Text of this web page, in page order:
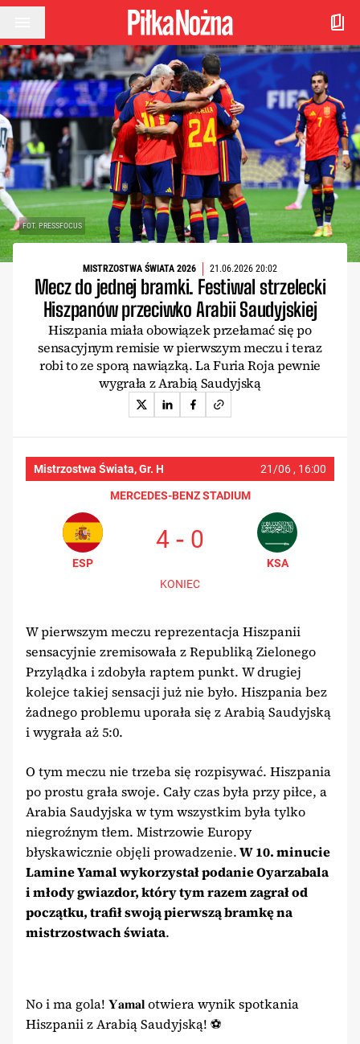
Przejdź do treści
FOT. PRESSFOCUS
MISTRZOSTWA ŚWIATA 2026 21.06.2026 20:02
Mecz do jednej bramki. Festiwal strzelecki
Hiszpanów przeciwko Arabii Saudyjskiej
Hiszpania miała obowiązek przełamać się po
sensacyjnym remisie w pierwszym meczu i teraz
robi to ze sporą nawiązką. La Furia Roja pewnie
wygrała z Arabią Saudyjską
Mistrzostwa Świata, Gr. H 21/06 , 16:00
MERCEDES-BENZ STADIUM
ESP
4 - 0
KSA
KONIEC
W pierwszym meczu reprezentacja Hiszpanii
sensacyjnie zremisowała z Republiką Zielonego
Przylądka i zdobyła raptem punkt. W drugiej
kolejce takiej sensacji już nie było. Hiszpania bez
żadnego problemu uporała się z Arabią Saudyjską
i wygrała aż 5:0.
O tym meczu nie trzeba się rozpisywać. Hiszpania
po prostu grała swoje. Cały czas była przy piłce, a
Arabia Saudyjska w tym wszystkim była tylko
niegroźnym tłem. Mistrzowie Europy
błyskawicznie objęli prowadzenie.W 10. minucie
Lamine Yamal wykorzystał podanie Oyarzabala
i młody gwiazdor, który tym razem zagrał od
początku, trafił swoją pierwszą bramkę na
mistrzostwach świata.
No i ma gola! 𝐘𝐚𝐦𝐚𝐥 otwiera wynik spotkania
Hiszpanii z Arabią Saudyjską! ⚽️